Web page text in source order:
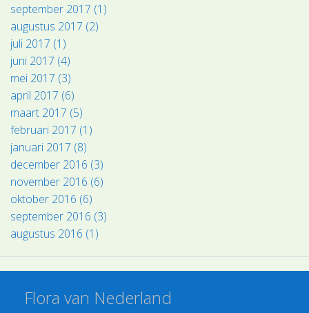
september 2017 (1)
augustus 2017 (2)
juli 2017 (1)
juni 2017 (4)
mei 2017 (3)
april 2017 (6)
maart 2017 (5)
februari 2017 (1)
januari 2017 (8)
december 2016 (3)
november 2016 (6)
oktober 2016 (6)
september 2016 (3)
augustus 2016 (1)
Flora van Nederland